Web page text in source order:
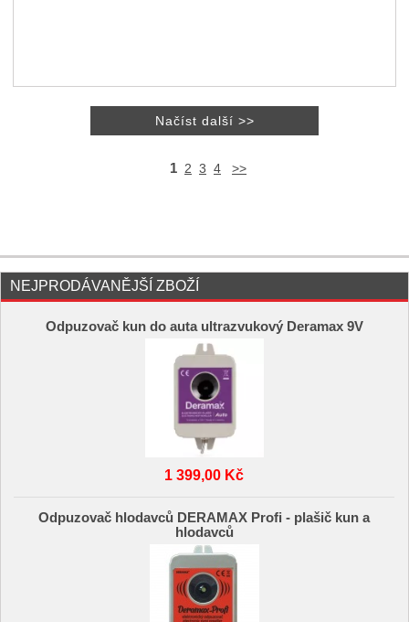
1 2 3 4 >>
NEJPRODÁVANĚJŠÍ ZBOŽÍ
Odpuzovač kun do auta ultrazvukový Deramax 9V
1 399,00 Kč
Odpuzovač hlodavců DERAMAX Profi - plašič kun a
hlodavců